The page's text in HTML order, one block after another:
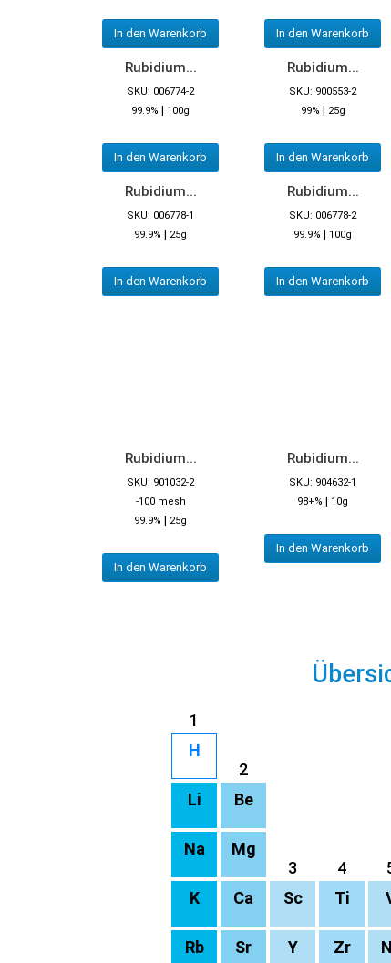
In den Warenkorb In den Warenkorb
Rubidium...
SKU: 006774-2
99.9% | 100g
In den Warenkorb
Rubidium...
SKU: 900553-2
99% | 25g
In den Warenkorb
Rubidium...
SKU: 006778-1
99.9% | 25g
In den Warenkorb
Rubidium...
SKU: 006778-2
99.9% | 100g
In den Warenkorb
Rubidium...
SKU: 901032-2
-100 mesh
99.9% | 25g
In den Warenkorb
Rubidium...
SKU: 904632-1
98+% | 10g
In den Warenkorb
1
H
2
Li Be
Na
Mg
3
4
K Ca Sc Ti
Rb Sr Y Zr